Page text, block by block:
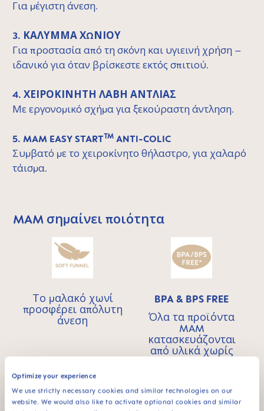
Optimize your experience
We use strictly necessary cookies and similar technologies on our
website. We would also like to activate optional cookies and similar
Για μέγιστη άνεση.
3. ΚΑΛΥΜΜΑ ΧΩΝΙΟΥ
Για προστασία από τη σκόνη και υγιεινή χρήση –
ιδανικό για όταν βρίσκεστε εκτός σπιτιού.
4. ΧΕΙΡΟΚΙΝΗΤΗ ΛΑΒΗ ΑΝΤΛΙΑΣ
Με εργονομικό σχήμα για ξεκούραστη άντληση.
5. MAM EASY STARTTM ANTI-COLIC
Συμβατό με το χειροκίνητο θήλαστρο, για χαλαρό
τάισμα.
Skip MAM Means Quality Icon Bar
MAM σημαίνει ποιότητα
Το μαλακό χωνί
προσφέρει απόλυτη
άνεση
BPA & BPS FREE
Όλα τα προϊόντα
MAM
κατασκευάζονται
από υλικά χωρίς